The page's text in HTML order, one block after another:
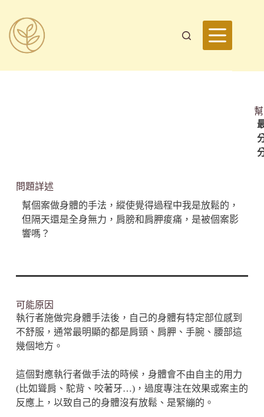
問題詳述
幫個案做身體的手法，縱使覺得過程中我是放鬆的，
但隔天還是全身無力，肩膀和肩胛痠痛，是被個案影
響嗎？
可能原因
執行者施做完身體手法後，自己的身體有特定部位感到
不舒服，通常最明顯的都是肩頸、肩胛、手腕、腰部這
幾個地方。
這個對應執行者做手法的時候，身體會不由自主的用力
(比如聳肩、駝背、咬著牙…)，過度專注在效果或案主的
反應上，以致自己的身體沒有放鬆、是緊繃的。